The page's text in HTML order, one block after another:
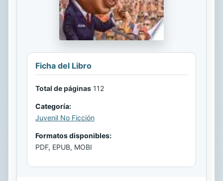
Ficha del Libro
Total de páginas 112
Categoría:
Juvenil No Ficción
Formatos disponibles:
PDF, EPUB, MOBI